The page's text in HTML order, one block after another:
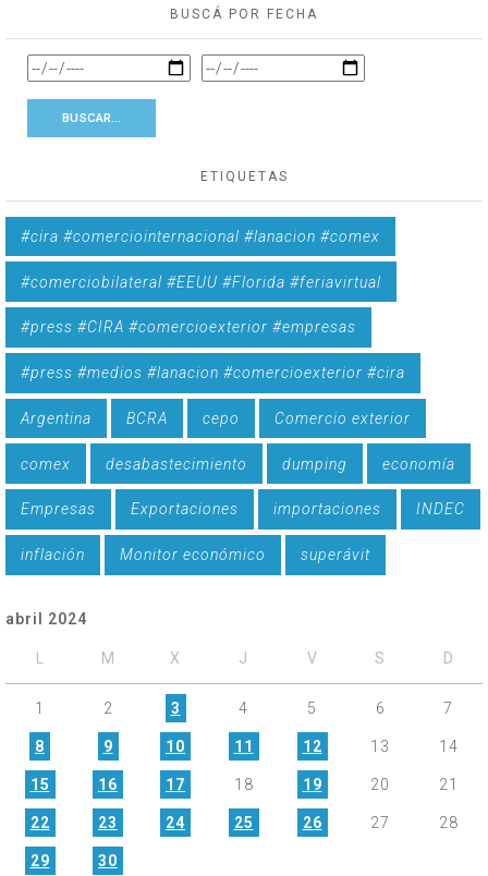
BUSCÁ POR FECHA
ETIQUETAS
#cira #comerciointernacional #lanacion #comex
#comerciobilateral #EEUU #Florida #feriavirtual
#press #CIRA #comercioexterior #empresas
#press #medios #lanacion #comercioexterior #cira
Argentina BCRA cepo Comercio exterior
comex desabastecimiento dumping economía
Empresas Exportaciones importaciones INDEC
inflación Monitor económico superávit
abril 2024
M X J V S D
1 2 3 4 5 6 7
8 9 10 11 12 13 14
15 16 17 18 19 20 21
22 23 24 25 26 27 28
29
30